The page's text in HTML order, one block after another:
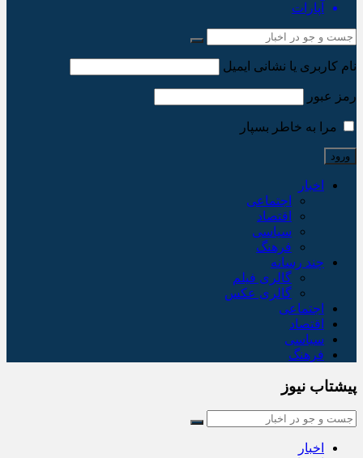
آپارات
نام کاربری یا نشانی ایمیل
رمز عبور
مرا به خاطر بسپار
اخبار
اجتماعی
اقتصاد
سیاسی
فرهنگ
چند رسانه
گالری فیلم
گالری عکس
اجتماعی
اقتصاد
سیاسی
فرهنگ
پیشتاب نیوز
اخبار